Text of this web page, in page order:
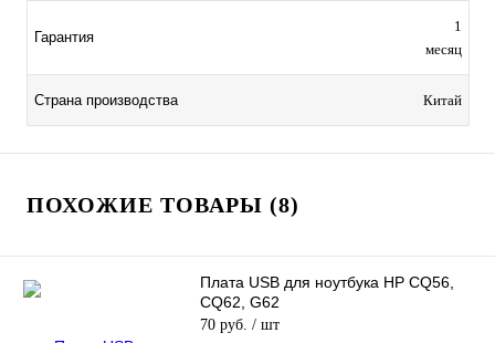
Гарантия
1
месяц
Страна производства Китай
ПОХОЖИЕ ТОВАРЫ (8)
Плата USB для ноутбука HP CQ56,
CQ62, G62
70 руб. / шт